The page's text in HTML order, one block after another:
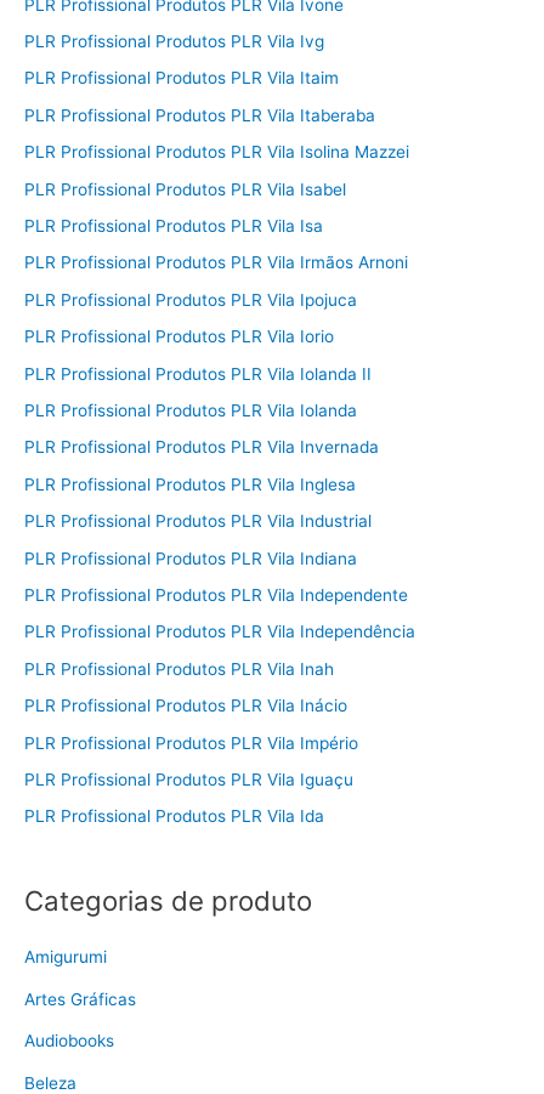
PLR Profissional Produtos PLR Vila Ivone
PLR Profissional Produtos PLR Vila Ivg
PLR Profissional Produtos PLR Vila Itaim
PLR Profissional Produtos PLR Vila Itaberaba
PLR Profissional Produtos PLR Vila Isolina Mazzei
PLR Profissional Produtos PLR Vila Isabel
PLR Profissional Produtos PLR Vila Isa
PLR Profissional Produtos PLR Vila Irmãos Arnoni
PLR Profissional Produtos PLR Vila Ipojuca
PLR Profissional Produtos PLR Vila Iorio
PLR Profissional Produtos PLR Vila Iolanda II
PLR Profissional Produtos PLR Vila Iolanda
PLR Profissional Produtos PLR Vila Invernada
PLR Profissional Produtos PLR Vila Inglesa
PLR Profissional Produtos PLR Vila Industrial
PLR Profissional Produtos PLR Vila Indiana
PLR Profissional Produtos PLR Vila Independente
PLR Profissional Produtos PLR Vila Independência
PLR Profissional Produtos PLR Vila Inah
PLR Profissional Produtos PLR Vila Inácio
PLR Profissional Produtos PLR Vila Império
PLR Profissional Produtos PLR Vila Iguaçu
PLR Profissional Produtos PLR Vila Ida
Categorias de produto
Amigurumi
Artes Gráficas
Audiobooks
Beleza